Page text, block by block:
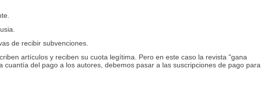
de recibir subvenciones.
artículos y reciben su cuota legítima. Pero en este caso la revista "gana
del pago a los autores, debemos pasar a las suscripciones de pago para